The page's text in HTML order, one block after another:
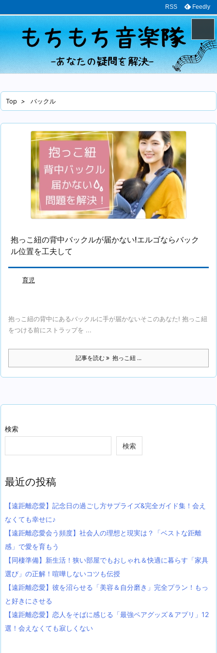
メニュ
RSS Feedly
Top > バックル
抱っこ紐の背中バックルが届かない!エルゴならバック
ル位置を工夫して
育児
抱っこ紐の背中にあるバックルに手が届かないそこのあなた! 抱っこ紐
をつける前にストラップを ...
記事を読む 抱っこ紐 ...
検索
検索
最近の投稿
【遠距離恋愛】記念日の過ごし方サプライズ&完全ガイド集！会え
なくても幸せに♪
【遠距離恋愛会う頻度】社会人の理想と現実は？「ベストな距離
感」で愛を育もう
【同棲準備】新生活！狭い部屋でもおしゃれ＆快適に暮らす「家具
選び」の正解！喧嘩しないコツも伝授
【遠距離恋愛】彼を沼らせる「美容＆自分磨き」完全プラン！もっ
と好きにさせる
【遠距離恋愛】恋人をそばに感じる「最強ペアグッズ＆アプリ」12
選！会えなくても寂しくない